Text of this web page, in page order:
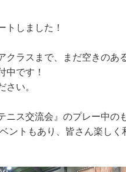
トしました！
クラスまで、まだ空きのあ
中です！
さい。
ニス交流会』のプレー中の
ントもあり、皆さん楽し